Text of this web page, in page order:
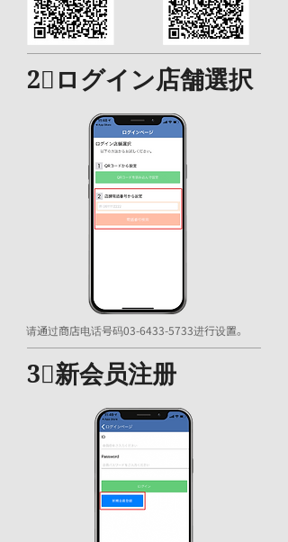
2⃣ログイン店舗選択
请通过商店电话号码03-6433-5733进行设置。
3⃣新会员注册